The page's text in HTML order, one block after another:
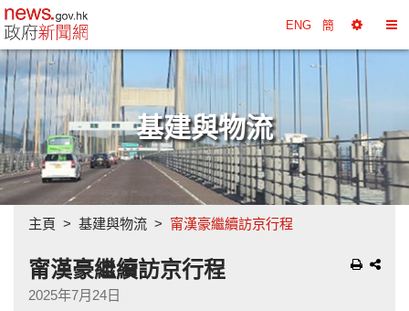
政府新聞網主頁 ENG 簡
擇
工
具
換
基建與物流
主頁 基建與物流 甯漢豪繼續訪京行程
甯漢豪繼續訪京行程
2025年7月24日